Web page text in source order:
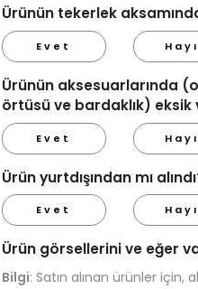
Ürünün tekerlek
Evet
Ürünün aksesuarlarında
örtüsü ve bardaklık) eksik
Evet
Ürün yurtdışından mı
Evet
Ürün görsellerini ve eğer
Bilgi: Satın alınan ürünler için,